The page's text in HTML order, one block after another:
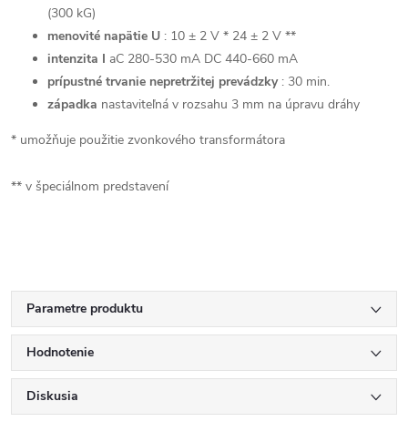
(300 kG)
menovité napätie U : 10 ± 2 V * 24 ± 2 V **
intenzita I aC 280-530 mA DC 440-660 mA
prípustné trvanie nepretržitej prevádzky : 30 min.
západka nastaviteľná v rozsahu 3 mm na úpravu dráhy
* umožňuje použitie zvonkového transformátora
** v špeciálnom predstavení
Parametre produktu
Hodnotenie
Diskusia